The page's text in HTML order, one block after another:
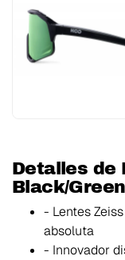
Detalles de
Black/
- Lentes
absoluta
- Innovador